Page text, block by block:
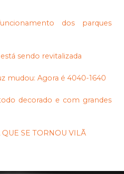
dos parques
sendo revitalizada
mudou: Agora é 4040-1640
decorado e com grandes
QUE SE TORNOU VILÃ